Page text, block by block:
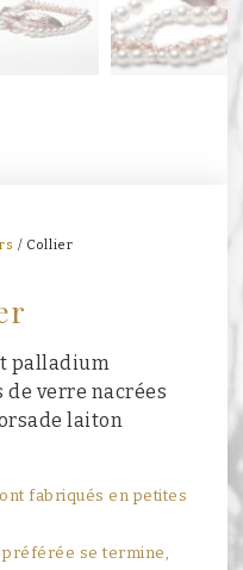
/ Collier
palladium
verre nacrées
laiton
fabriqués en petites
se termine,